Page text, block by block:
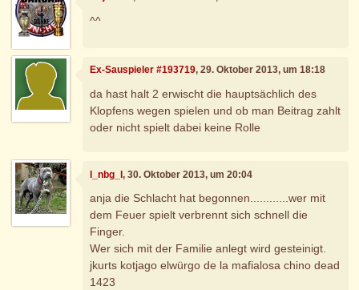
^^
Ex-Sauspieler #193719, 29. Oktober 2013, um 18:18
da hast halt 2 erwischt die hauptsächlich des
Klopfens wegen spielen und ob man Beitrag zahlt
oder nicht spielt dabei keine Rolle
l_nbg_l, 30. Oktober 2013, um 20:04
anja die Schlacht hat begonnen............wer mit
dem Feuer spielt verbrennt sich schnell die
Finger.
Wer sich mit der Familie anlegt wird gesteinigt.
jkurts kotjago elwürgo de la mafialosa chino dead
1423